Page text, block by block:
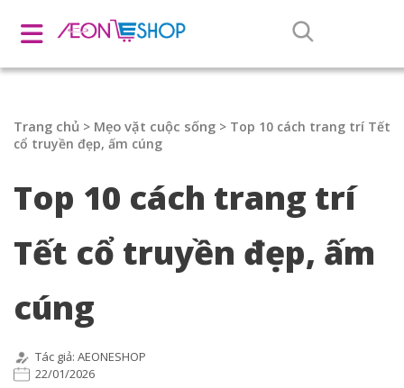
Trang chủ > Mẹo vặt cuộc sống > Top 10 cách trang trí Tết
cổ truyền đẹp, ấm cúng
Top 10 cách trang trí
Tết cổ truyền đẹp, ấm
cúng
Tác giả: AEONESHOP
22/01/2026